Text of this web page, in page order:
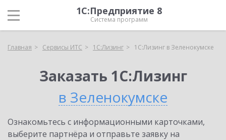
1С:Предприятие 8
Система программ
Главная Сервисы ИТС 1С:Лизинг 1С:Лизинг в Зеленокумске
Заказать 1С:Лизинг
в Зеленокумске
Ознакомьтесь с информационными карточками,
выберите партнёра и отправьте заявку на